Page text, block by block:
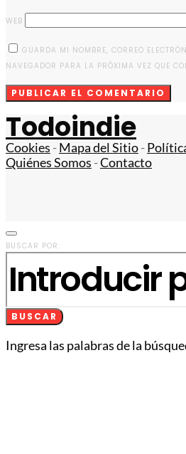
WEB
GUARDA MI NOMBRE, CORREO
NAVEGADOR PARA LA PRÓXIMA VEZ QUE
Todoindie
Cookies -Mapa del Sitio-
Quiénes Somos -Contacto
BUSCAR POR:
BUSCAR
Ingresa las palabras de la